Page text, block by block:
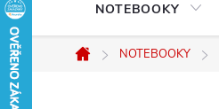
NOTEBOOKY
Domů
NOTEBOOKY